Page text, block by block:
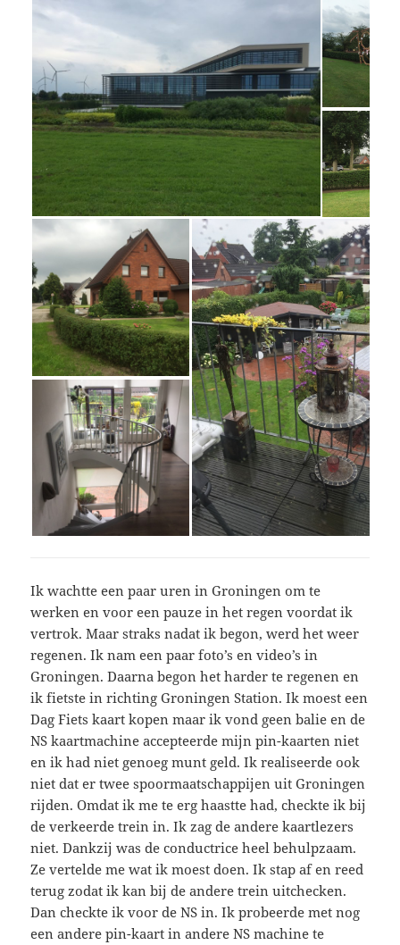
Ik wachtte een paar uren in Groningen om te
werken en voor een pauze in het regen voordat ik
vertrok. Maar straks nadat ik begon, werd het weer
regenen. Ik nam een paar foto’s en video’s in
Groningen. Daarna begon het harder te regenen en
ik fietste in richting Groningen Station. Ik moest een
Dag Fiets kaart kopen maar ik vond geen balie en de
NS kaartmachine accepteerde mijn pin-kaarten niet
en ik had niet genoeg munt geld. Ik realiseerde ook
niet dat er twee spoormaatschappijen uit Groningen
rijden. Omdat ik me te erg haastte had, checkte ik bij
de verkeerde trein in. Ik zag de andere kaartlezers
niet. Dankzij was de conductrice heel behulpzaam.
Ze vertelde me wat ik moest doen. Ik stap af en reed
terug zodat ik kan bij de andere trein uitchecken.
Dan checkte ik voor de NS in. Ik probeerde met nog
een andere pin-kaart in andere NS machine te